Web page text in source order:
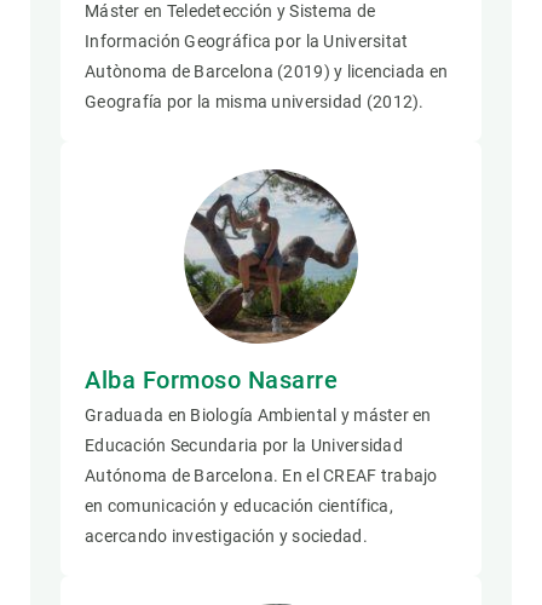
Máster en Teledetección y Sistema de
Información Geográfica por la Universitat
Autònoma de Barcelona (2019) y licenciada en
Geografía por la misma universidad (2012).
Alba Formoso Nasarre
Graduada en Biología Ambiental y máster en
Educación Secundaria por la Universidad
Autónoma de Barcelona. En el CREAF trabajo
en comunicación y educación científica,
acercando investigación y sociedad.